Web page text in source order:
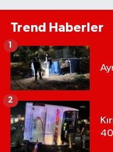
Trend Haberler
1
2